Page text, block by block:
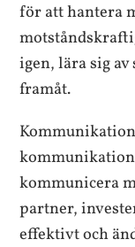
för att hantera
igen, lära sig
framåt.
kommunicera
partner,
effektivt och